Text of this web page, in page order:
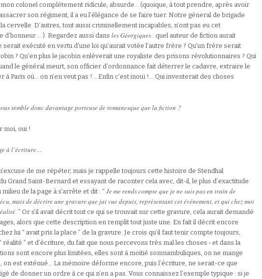
colonel complètement ridicule, absurde… (quoique, à tout prendre, après avoir
son régiment, il a eu l’élégance de se faire tuer. Notre géneral de brigade
la cervelle. D’autres, tout aussi criminellement incapables, n’ont pas eu cet
… ). Regardez aussi dans les Géorgiques : quel auteur de fiction aurait
serait exécuté en vertu d’une loi qu’aurait votée l’autre frère ? Qu’un frère serait
? Qu’en plus le jacobin enlèverait une royaliste des prisons révolutionnaires ? Qui
le général meurt, son officier d’ordonnance fait déterrer le cadavre, extraire le
à Paris où… on n’en veut pas !… Enfin c’est inouï !… Qui inventerait des choses
semble donc davantage porteuse de romanesque que la fiction ?
moi, oui !
à l’écriture…
de me répéter, mais je rappelle toujours cette histoire de Stendhal
Grand Saint-Bernard et essayant de raconter cela avec, dit-il, le plus d’exactitude
de la page à s’arrête et dit : “ Je me rends compte que je ne suis pas en train de
mais de décrire une gravure que jai vue depuis, représentant cet événement, et qui chez moi
. ” Or s’il avait décrit tout ce qui se trouvait sur cette gravure, cela aurait demandé
alors que cette description en remplit tout juste une. En fait il décrit encore
lui “ avait pris la place ” de la gravure. Je crois qu’il faut tenir compte toujours,
réalité ” et d’écriture, du fait que nous percevons très mal les choses ‑ et dans la
sont encore plus limitées, elles sont à moitié somnambuliques, on ne mange
on est exténué… La mémoire déforme encore, puis l’écriture, ne serait-ce que
de donner un ordre à ce qui n’en a pas. Vous connaissez l’exemple typique : si je